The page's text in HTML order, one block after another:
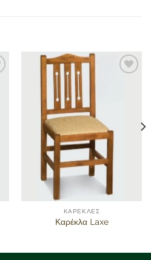
ΚΑΡΈΚΛΕΣ
Καρέκλα Laxe